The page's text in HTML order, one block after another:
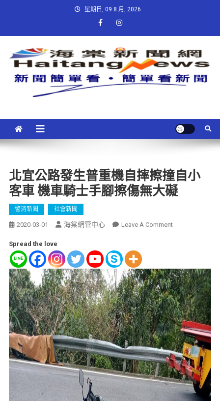
星期日, 09 8 月, 2026
北宜公路發生普重機自摔擦撞自小
客車 機車騎士手腳擦傷無大礙
警消新聞 社會新聞
2020-03-01 海棠網管中心 Leave A Comment
Spread the love